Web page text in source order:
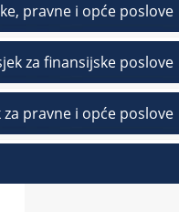
pravne i opće poslove
za finansijske poslove
za pravne i opće poslove